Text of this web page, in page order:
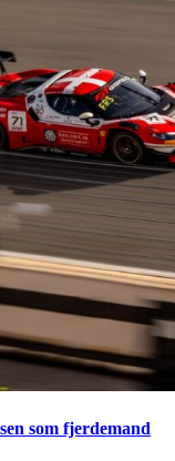
som fjerdemand